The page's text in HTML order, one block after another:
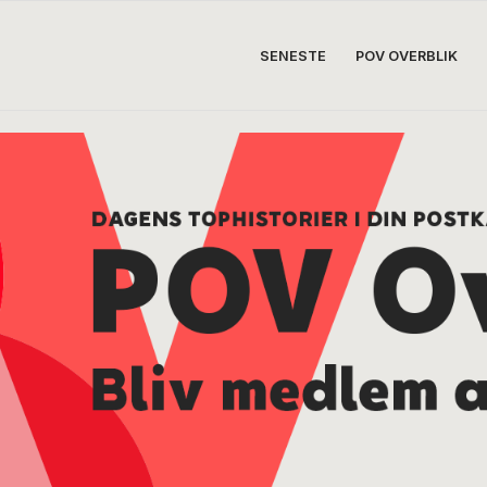
SENESTE POV OVERBLIK